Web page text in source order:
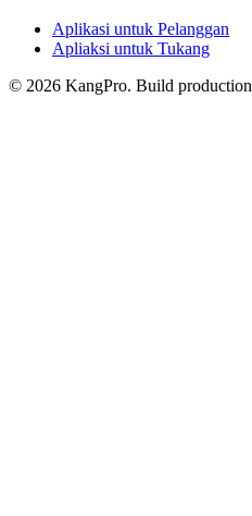
Aplikasi untuk Pelanggan
Apliaksi untuk Tukang
© 2026 KangPro. Build production